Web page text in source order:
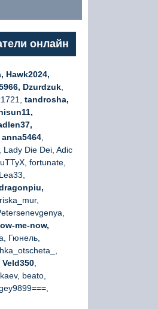
онлайн
Hawk2024,
Dzurdzuk
tandrosha,
Die Dei, Adic
fortunate,
me-now,
Гюнель,
Veld350
beato,